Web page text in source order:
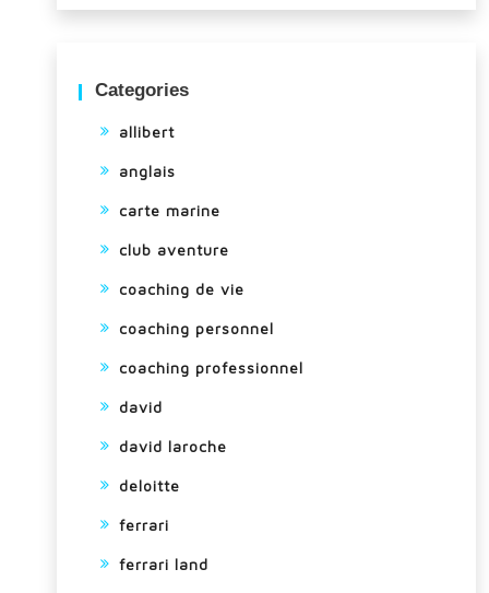
Categories
allibert
anglais
carte marine
club aventure
coaching de vie
coaching personnel
coaching professionnel
david
david laroche
deloitte
ferrari
ferrari land